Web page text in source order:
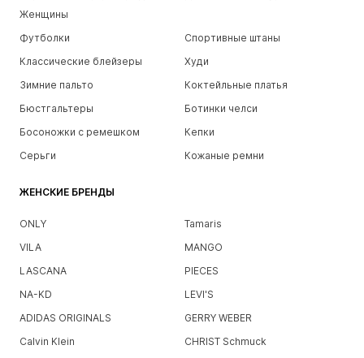
Женщины
Футболки
Спортивные штаны
Классические блейзеры
Худи
Зимние пальто
Коктейльные платья
Бюстгальтеры
Ботинки челси
Босоножки с ремешком
Кепки
Серьги
Кожаные ремни
ЖЕНСКИЕ БРЕНДЫ
ONLY
Tamaris
VILA
MANGO
LASCANA
PIECES
NA-KD
LEVI'S
ADIDAS ORIGINALS
GERRY WEBER
Calvin Klein
CHRIST Schmuck